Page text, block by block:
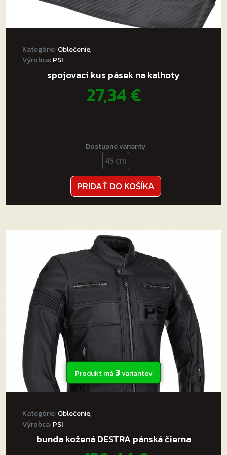
Kategórie:Oblečenie,
Výrobca:PSI
spojovací kus pásek na kalhoty
27,34€
Dostupné varianty
45 cm
PRIDAŤ DO KOŠÍKA
Produkt má3variantov
Kategórie:Oblečenie,
Výrobca:PSI
bunda kožená DESTRA pánská čierna